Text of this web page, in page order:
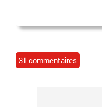
31 commentaires